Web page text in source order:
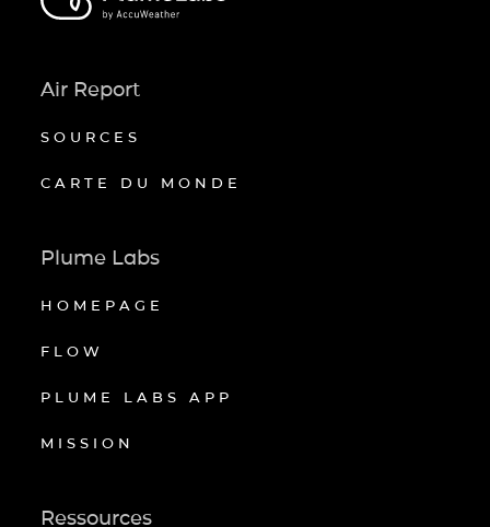
Air Report
SOURCES
CARTE DU MONDE
Plume Labs
HOMEPAGE
FLOW
PLUME LABS APP
MISSION
Ressources